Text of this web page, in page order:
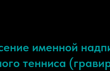
именной
тенниса